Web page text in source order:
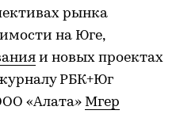
рынка
на Юге,
и новых проектах
РБК+Юг
«Алата» Мгер